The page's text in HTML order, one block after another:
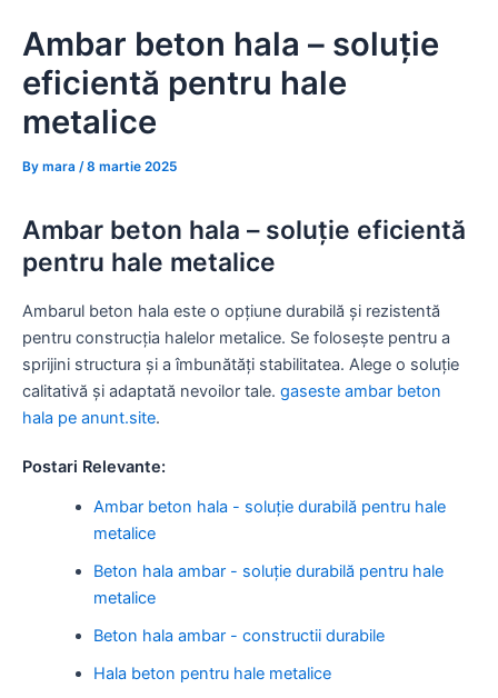
content
Ambar beton hala – soluție
eficientă pentru hale
metalice
By mara /8 martie 2025
Ambar beton hala – soluție eficientă
pentru hale metalice
Ambarul beton hala este o opțiune durabilă și rezistentă
pentru construcția halelor metalice. Se folosește pentru a
sprijini structura și a îmbunătăți stabilitatea. Alege o soluție
calitativă și adaptată nevoilor tale. gaseste ambar beton
hala pe anunt.site.
Postari Relevante:
Ambar beton hala - soluție durabilă pentru hale
metalice
Beton hala ambar - soluție durabilă pentru hale
metalice
Beton hala ambar - constructii durabile
Hala beton pentru hale metalice